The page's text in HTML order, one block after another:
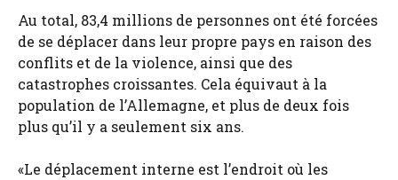
Au total, 83,4 millions de personnes ont été forcées
de se déplacer dans leur propre pays en raison des
conflits et de la violence, ainsi que des
catastrophes croissantes. Cela équivaut à la
population de l’Allemagne, et plus de deux fois
plus qu’il y a seulement six ans.
«Le déplacement interne est l’endroit où les